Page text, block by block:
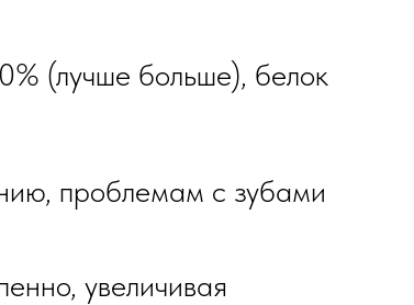
(лучше больше), белок
проблемам с зубами
увеличивая